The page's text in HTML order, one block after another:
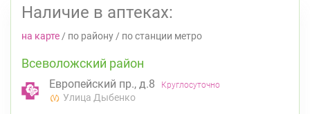
Наличие в аптеках:
на карте / по району / по станции метро
Всеволожский район
Европейский пр., д.8 Круглосуточно
Улица Дыбенко